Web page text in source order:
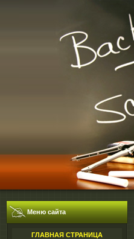
Меню сайта
ГЛАВНАЯ СТРАНИЦА